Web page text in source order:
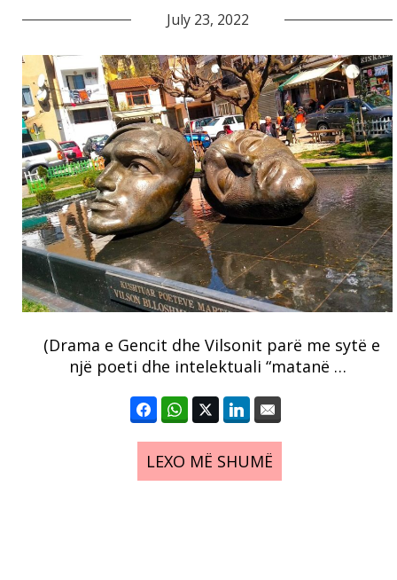
July 23, 2022
(Drama e Gencit dhe Vilsonit parë me sytë e
një poeti dhe intelektuali “matanë …
LEXO MË SHUMË